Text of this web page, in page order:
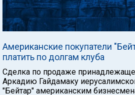
Американские покупатели
платить по долгам клуба
Сделка по продаже
Аркадию Гайдамаку
"Бейтар" американским